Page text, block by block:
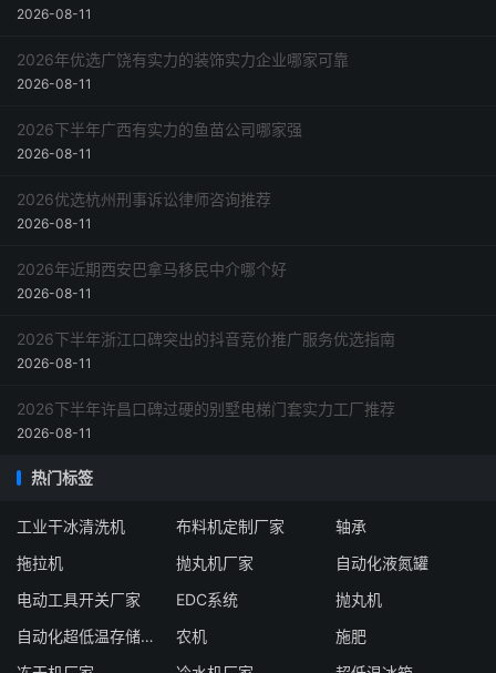
2026-08-11
2026年优选广饶有实力的装饰实力企业哪家可靠
2026-08-11
2026下半年广西有实力的鱼苗公司哪家强
2026-08-11
2026优选杭州刑事诉讼律师咨询推荐
2026-08-11
2026年近期西安巴拿马移民中介哪个好
2026-08-11
2026下半年浙江口碑突出的抖音竞价推广服务优选指南
2026-08-11
2026下半年许昌口碑过硬的别墅电梯门套实力工厂推荐
2026-08-11
热门标签
工业干冰清洗机 布料机定制厂家
轴承
拖拉机
抛丸机厂家
自动化液氮罐
电动工具开关厂家
EDC系统
抛丸机
自动化超低温存储系统厂家
农机
施肥